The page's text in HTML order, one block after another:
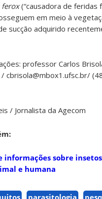
ferox(“causadora de feridas
em meio à
sucção adquirido
professor Carlos
cbrisola@mbox1.ufsc.br/
/ Jornalista da Agecom
informações sobre
e humana
parasitologia